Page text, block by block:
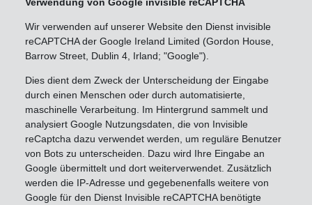
Wir verwenden auf unserer Website den Dienst invisible
reCAPTCHA der Google Ireland Limited (Gordon House,
Barrow Street, Dublin 4, Irland; "Google").
Dies dient dem Zweck der Unterscheidung der Eingabe
durch einen Menschen oder durch automatisierte,
maschinelle Verarbeitung. Im Hintergrund sammelt und
analysiert Google Nutzungsdaten, die von Invisible
reCaptcha dazu verwendet werden, um reguläre Benutzer
von Bots zu unterscheiden. Dazu wird Ihre Eingabe an
Google übermittelt und dort weiterverwendet. Zusätzlich
werden die IP-Adresse und gegebenenfalls weitere von
Google für den Dienst Invisible reCAPTCHA benötigte